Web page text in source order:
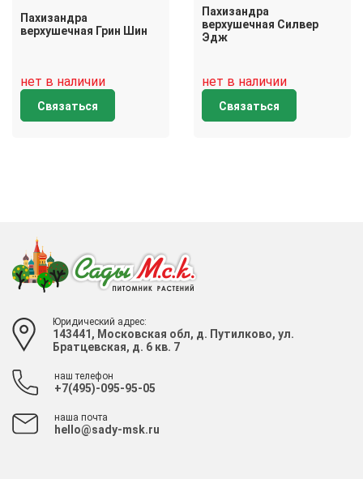
Пахизандра
верхушечная Грин Шин
нет в наличии
Связаться
Пахизандра
верхушечная Силвер
Эдж
нет в наличии
Связаться
Юридический адрес:
143441, Московская обл, д. Путилково, ул.
Братцевская, д. 6 кв. 7
наш телефон
+7(495)-095-95-05
наша почта
hello@sady-msk.ru